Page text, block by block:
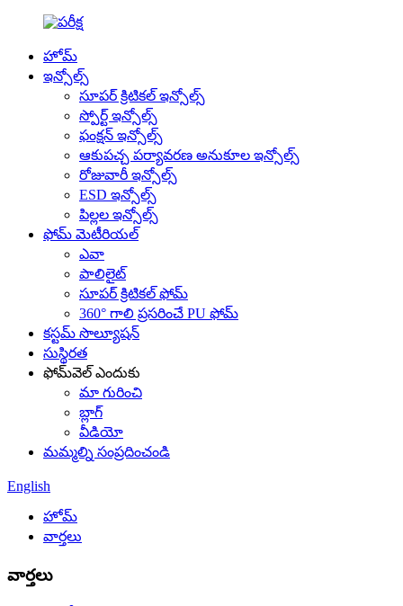
హోమ్
ఇన్సోల్స్
సూపర్ క్రిటికల్ ఇన్సోల్స్
స్పోర్ట్ ఇన్సోల్స్
ఫంక్షన్ ఇన్సోల్స్
ఆకుపచ్చ పర్యావరణ అనుకూల ఇన్సోల్స్
రోజువారీ ఇన్సోల్స్
ESD ఇన్సోల్స్
పిల్లల ఇన్సోల్స్
ఫోమ్ మెటీరియల్
ఎవా
పాలిలైట్
సూపర్ క్రిటికల్ ఫోమ్
360° గాలి ప్రసరించే PU ఫోమ్
కస్టమ్ సొల్యూషన్
సుస్థిరత
ఫోమ్‌వెల్ ఎందుకు
మా గురించి
బ్లాగ్
వీడియో
మమ్మల్ని సంప్రదించండి
English
హోమ్
వార్తలు
వార్తలు